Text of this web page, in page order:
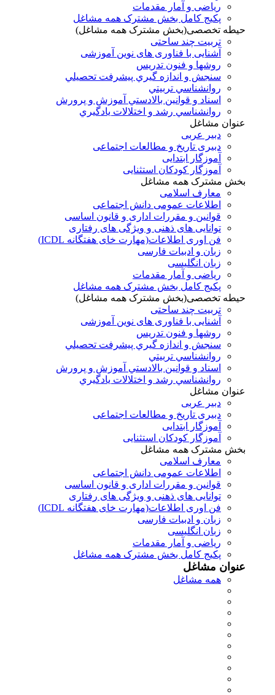
ریاضی و آمار مقدمات
پکیج کامل بخش مشترک همه مشاغل
حیطه تخصصی(بخش مشترک همه مشاغل)
تربیت چند ساحتی
آشنایی با فناوری های نوین آموزشی
روشها و فنون تدريس
سنجش و اندازه گيري پيشرفت تحصيلي
روانشناسي تربيتي
اسناد و قوانين بالادستي آموزش و پرورش
روانشناسي رشد و اختلالات يادگيري
عنوان مشاغل
دبير عربی
دبیری تاریخ و مطالعات اجتماعی
آموزگار ابتدایی
آموزگار کودکان استثنایی
بخش مشترک همه مشاغل
معارف اسلامی
اطلاعات عمومی دانش اجتماعی
قوانین و مقررات اداری و قانون اساسی
توانایی های ذهنی و ویژگی های رفتاری
فن اوری اطلاعات(مهارت خای هفتگانه ICDL)
زبان و ادبیات فارسی
زبان انگلیسی
ریاضی و آمار مقدمات
پکیج کامل بخش مشترک همه مشاغل
حیطه تخصصی(بخش مشترک همه مشاغل)
تربیت چند ساحتی
آشنایی با فناوری های نوین آموزشی
روشها و فنون تدريس
سنجش و اندازه گيري پيشرفت تحصيلي
روانشناسي تربيتي
اسناد و قوانين بالادستي آموزش و پرورش
روانشناسي رشد و اختلالات يادگيري
عنوان مشاغل
دبير عربی
دبیری تاریخ و مطالعات اجتماعی
آموزگار ابتدایی
آموزگار کودکان استثنایی
بخش مشترک همه مشاغل
معارف اسلامی
اطلاعات عمومی دانش اجتماعی
قوانین و مقررات اداری و قانون اساسی
توانایی های ذهنی و ویژگی های رفتاری
فن اوری اطلاعات(مهارت خای هفتگانه ICDL)
زبان و ادبیات فارسی
زبان انگلیسی
ریاضی و آمار مقدمات
پکیج کامل بخش مشترک همه مشاغل
عنوان مشاغل
همه مشاغل